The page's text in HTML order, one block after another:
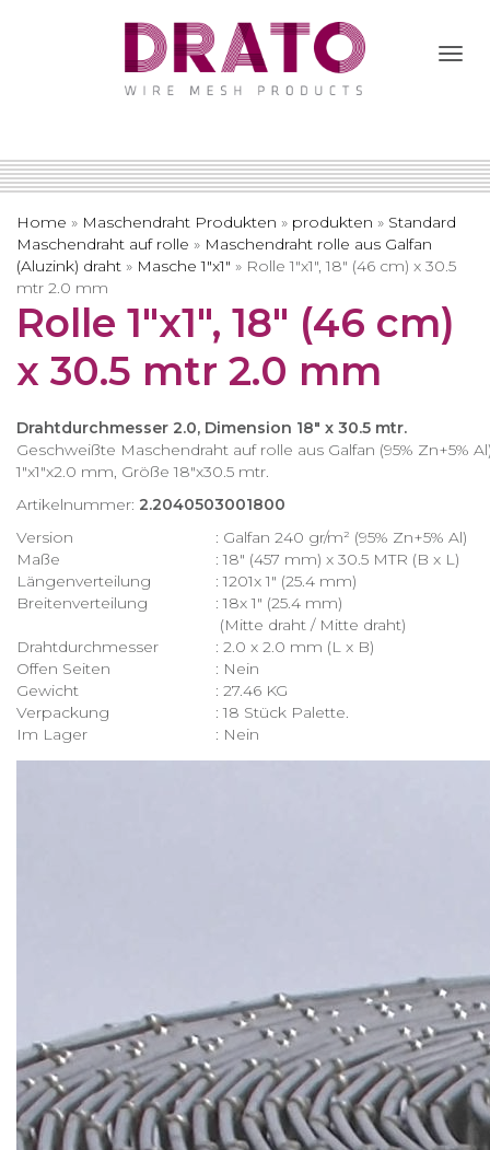
Home » Maschendraht Produkten » produkten » Standard
Maschendraht auf rolle » Maschendraht rolle aus Galfan
(Aluzink) draht » Masche 1″x1″ » Rolle 1″x1″, 18″ (46 cm) x 30.5
mtr 2.0 mm
Rolle 1″x1″, 18″ (46 cm)
x 30.5 mtr 2.0 mm
Drahtdurchmesser 2.0, Dimension 18″ x 30.5 mtr.
Geschweißte Maschendraht auf rolle aus Galfan (95% Zn+5%
1″x1″x2.0 mm, Größe 18″x30.5 mtr.
Artikelnummer: 2.2040503001800
Version
: Galfan 240 gr/m² (95% Zn+5% Al)
Maße
: 18″ (457 mm) x 30.5 MTR (B x L)
Längenverteilung
: 1201x 1″ (25.4 mm)
Breitenverteilung
: 18x 1″ (25.4 mm)
(Mitte draht / Mitte draht)
Drahtdurchmesser
: 2.0 x 2.0 mm (L x B)
Offen Seiten
: Nein
Gewicht
: 27.46 KG
Verpackung
: 18 Stück Palette.
Im Lager
: Nein
Warum Drato
Einen professionellen partner